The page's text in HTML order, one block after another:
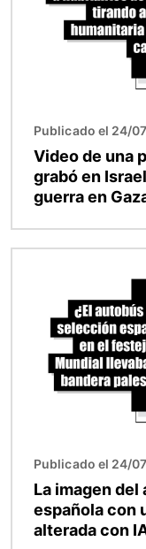
Publicado el 24/
Video de una
grabó en
guerra en
Publicado el 24/
La imagen
española con
alterada con